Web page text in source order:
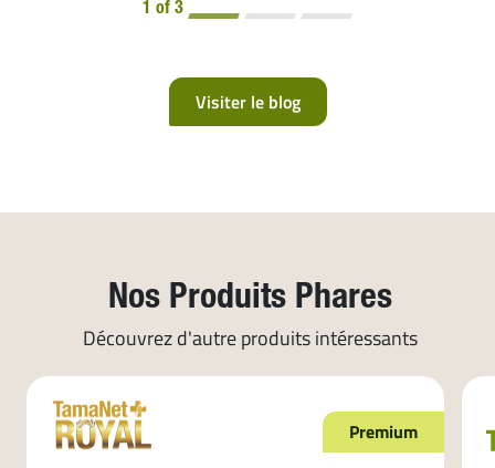
1 of 3
Visiter le blog
Nos Produits Phares
Découvrez d'autre produits intéressants
Premium